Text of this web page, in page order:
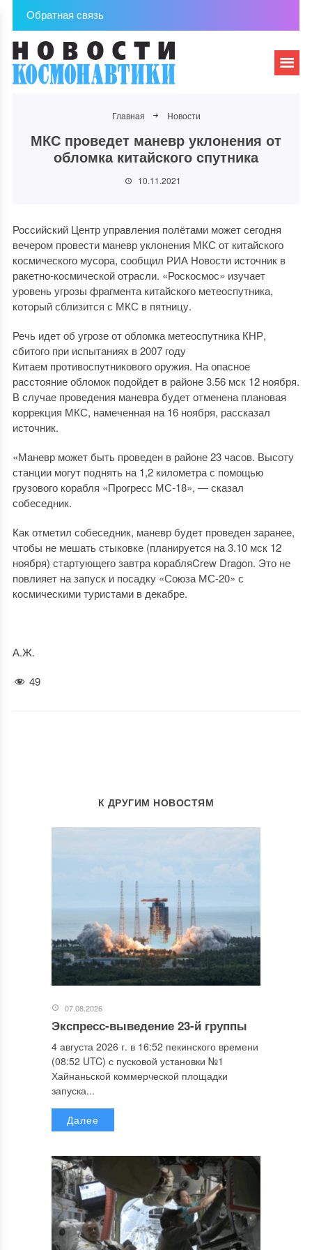
Обратная связь
Главная Новости
МКС проведет маневр уклонения от
обломка китайского спутника
10.11.2021
Российский Центр управления полётами может сегодня
вечером провести маневр уклонения МКС от китайского
космического мусора, сообщил РИА Новости источник в
ракетно-космической отрасли. «Роскосмос» изучает
уровень угрозы фрагмента китайского метеоспутника,
который сблизится с МКС в пятницу.
Речь идет об угрозе от обломка метеоспутника КНР,
сбитого при испытаниях в 2007 году
Китаем противоспутникового оружия. На опасное
расстояние обломок подойдет в районе 3.56 мск 12 ноября.
В случае проведения маневра будет отменена плановая
коррекция МКС, намеченная на 16 ноября, рассказал
источник.
«Маневр может быть проведен в районе 23 часов. Высоту
станции могут поднять на 1,2 километра с помощью
грузового корабля «Прогресс МС-18», — сказал
собеседник.
Как отметил собеседник, маневр будет проведен заранее,
чтобы не мешать стыковке (планируется на 3.10 мск 12
ноября) стартующего завтра корабляCrew Dragon. Это не
повлияет на запуск и посадку «Союза МС-20» с
космическими туристами в декабре.
А.Ж.
49
К ДРУГИМ НОВОСТЯМ
07.08.2026
Экспресс-выведение 23-й группы
4 августа 2026 г. в 16:52 пекинского времени
(08:52 UTC) с пусковой установки №1
Хайнаньской коммерческой площадки
запуска...
Далее